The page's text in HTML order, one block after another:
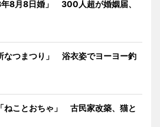
8月8日婚」 300人超が婚姻届、
なつまつり」 浴衣姿でヨーヨー釣
ねことおちゃ」 古民家改築、猫と